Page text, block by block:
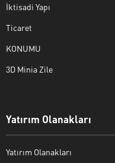
İktisadi Yapı
Ticaret
KONUMU
3D Minia Zile
Yatırım Olanakları
Yatırım Olanakları